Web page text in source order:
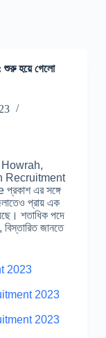
হয়ে গেলো
Howrah,
Recruitment
এর সঙ্গে
প্রায় এক
শতাধিক পদে
জানতে
2023
2023
2023